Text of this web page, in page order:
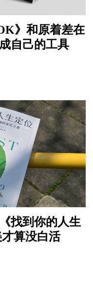
》和原着差在
自己的工具
找到你的人生
算没白活